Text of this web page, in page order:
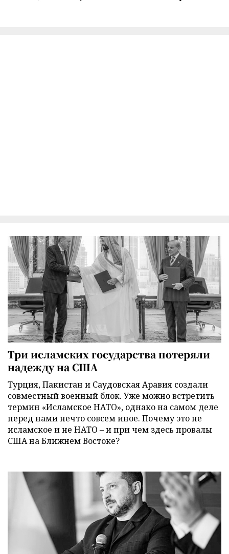
Три исламских государства потеряли
надежду на США
Турция, Пакистан и Саудовская Аравия создали
совместный военный блок. Уже можно встретить
термин «Исламское НАТО», однако на самом деле
перед нами нечто совсем иное. Почему это не
исламское и не НАТО – и при чем здесь провалы
США на Ближнем Востоке?